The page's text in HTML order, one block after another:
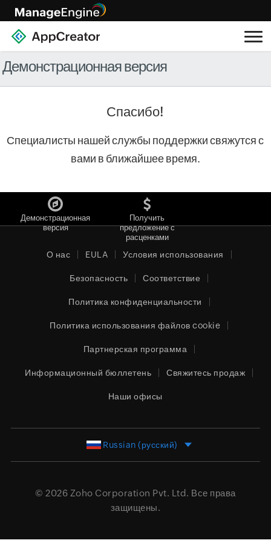
Демонстрационная версия
Спасибо!
Специалисты нашей службы поддержки свяжутся с
вами в ближайшее время.
Демонстрационная
версия
Получить
предложение с
расценками
О нас EULA Условия использования
Безопасность Соответствие
Политика конфиденциальности
Политика использования файлов cookie
Партнерская программа
Информационный бюллетень Свяжитесь продаж
Наши офисы
Russian (русский)
© 2026 Zoho Corporation Pvt. Ltd. Все права
защищены.